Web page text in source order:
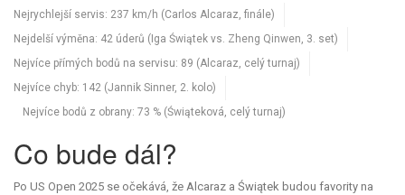
Nejrychlejší servis: 237 km/h (Carlos Alcaraz, finále)
Nejdelší výměna: 42 úderů (Iga Świątek vs. Zheng Qinwen, 3. set)
Nejvíce přímých bodů na servisu: 89 (Alcaraz, celý turnaj)
Nejvíce chyb: 142 (Jannik Sinner, 2. kolo)
Nejvíce bodů z obrany: 73 % (Świąteková, celý turnaj)
Co bude dál?
Po US Open 2025 se očekává, že Alcaraz a Świątek budou favority na